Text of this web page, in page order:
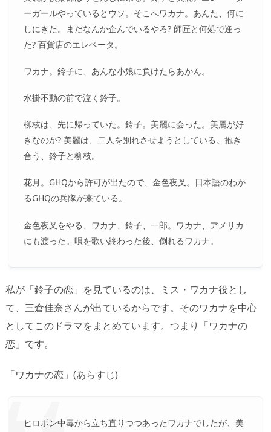
ーガールやっているとウソ。そこへワカナ。あんた、何に
しにきた。まだなんか企んでいるやろ? 師匠と何処で逢っ
た? 百貨店のエレベータ。
ワカナ。鈴子に、あんな小娘に負けたらあかん。
水掛不動の前で泣く鈴子。
柳枝は、先に帰っていた。鈴子。美麗に会った。美麗が好
きなのか? 美麗は、二人を別れさせようとしている。抱き
合う、鈴子と柳枝。
花月。GHQから許可が出たので、金色夜叉。日本語のわか
るGHQの兵隊が来ている。
金色夜叉をやる、ワカナ、鈴子、一郎。ワカナ、アメリカ
にも渡った。唄を歌い終わった後、倒れるワカナ。
私が「鈴子の恋」を見ているのは、ミス・ワカナ役とし
て、三倉佳奈さんが出ているからです。そのワカナを中心
としてこのドラマをまとめています。つまり「ワカナの
恋」です。
「ワカナの恋」(あらすじ)
ヒロポン中毒から立ち直りつつあったワカナでしたが、美